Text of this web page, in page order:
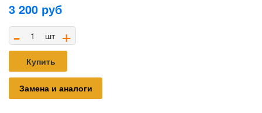
3 200 руб
- шт +
Купить
Замена и аналоги